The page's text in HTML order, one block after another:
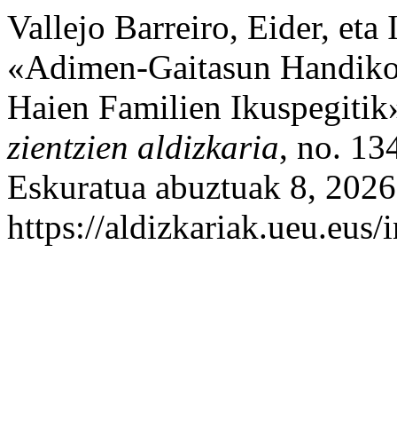
Vallejo Barreiro, Eider, eta
«Adimen-Gaitasun
Haien Familien
zientzien aldizkaria, no.
Eskuratua abuztuak 8,
https://